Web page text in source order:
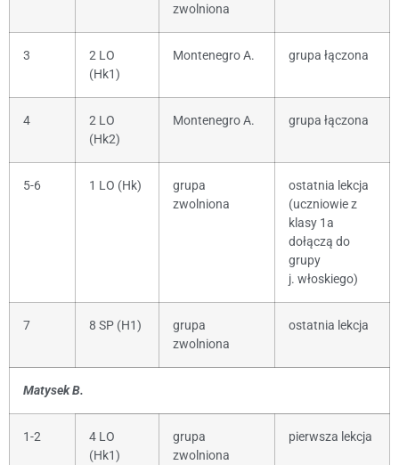
zwolniona
3
2 LO
(Hk1)
Montenegro A. grupa łączona
4
2 LO
(Hk2)
Montenegro A. grupa łączona
5-6 1 LO (Hk)
grupa
zwolniona
ostatnia lekcja
(uczniowie z
klasy 1a
dołączą do
grupy
j. włoskiego)
7 8 SP (H1)
grupa
zwolniona
ostatnia lekcja
Matysek B.
1-2
4 LO
(Hk1)
grupa
zwolniona
pierwsza lekcja